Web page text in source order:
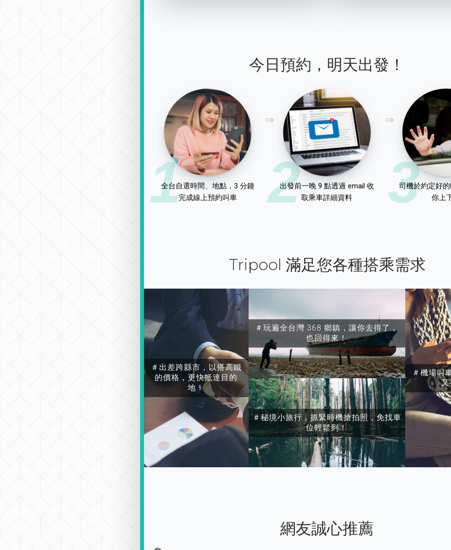
今日預約，明天出發！
1
全台自選時間、地點，3 分鐘
完成線上預約叫車
2
出發前一晚 9 點透過 email 收
取乘車詳細資料
3
司機於約定好
你上
Tripool 滿足您各種搭乘需求
＃出差跨縣市，以搭高鐵
的價格，更快抵達目的
地！
＃玩遍全台灣 368 鄉鎮，讓你去得了，
也回得來！
＃秘境小旅行，抓緊時機搶拍照，免找車
位輕鬆到！
＃機場叫
又
網友誠心推薦